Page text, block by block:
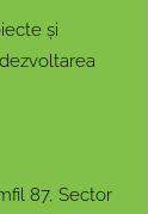
și
87, Sector